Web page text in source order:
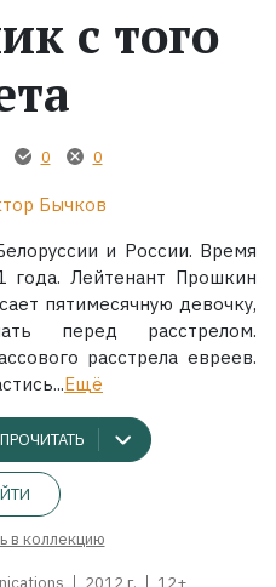
с того
0 0
Бычков
и России. Время
года. Лейтенант Прошкин
пятимесячную девочку,
перед расстрелом.
расстрела евреев.
Ещё
в коллекцию
2012 г. 12+